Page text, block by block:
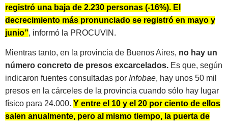
registró una baja de 2.230 personas (-16%). El
decrecimiento más pronunciado se registró en mayo y
junio”, informó la PROCUVIN.
Mientras tanto, en la provincia de Buenos Aires, no hay un
número concreto de presos excarcelados. Es que, según
indicaron fuentes consultadas por Infobae, hay unos 50 mil
presos en la cárceles de la provincia cuando sólo hay lugar
físico para 24.000. Y entre el 10 y el 20 por ciento de ellos
salen anualmente, pero al mismo tiempo, la puerta de